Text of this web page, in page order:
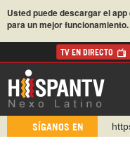
Usted puede descargar el
para un mejor funcionamiento.
TV EN DIRECTO
SÍGANOS EN